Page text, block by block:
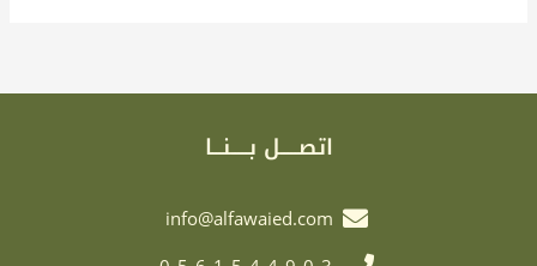
اتصـــــل بـــــنـــا
info@alfawaied.com